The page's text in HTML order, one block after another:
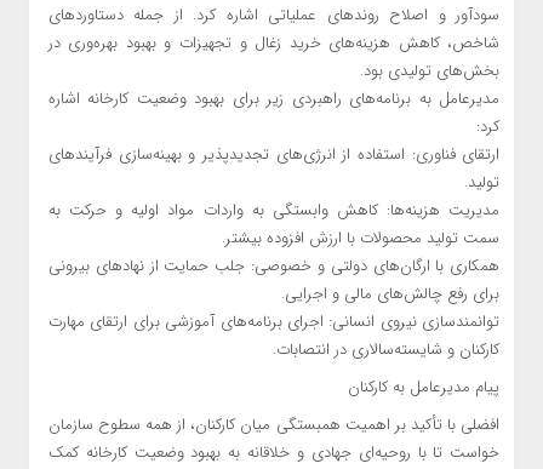
سودآور و اصلاح روندهای عملیاتی اشاره کرد. از جمله دستاوردهای
شاخص، کاهش هزینه‌های خرید زغال و تجهیزات و بهبود بهره‌وری در
بخش‌های تولیدی بود.
مدیرعامل به برنامه‌های راهبردی زیر برای بهبود وضعیت کارخانه اشاره
کرد:
ارتقای فناوری: استفاده از انرژی‌های تجدیدپذیر و بهینه‌سازی فرآیندهای
تولید.
مدیریت هزینه‌ها: کاهش وابستگی به واردات مواد اولیه و حرکت به
سمت تولید محصولات با ارزش افزوده بیشتر.
همکاری با ارگان‌های دولتی و خصوصی: جلب حمایت از نهادهای بیرونی
برای رفع چالش‌های مالی و اجرایی.
توانمندسازی نیروی انسانی: اجرای برنامه‌های آموزشی برای ارتقای مهارت
کارکنان و شایسته‌سالاری در انتصابات.
پیام مدیرعامل به کارکنان
افضلی با تأکید بر اهمیت همبستگی میان کارکنان، از همه سطوح سازمان
خواست تا با روحیه‌ای جهادی و خلاقانه به بهبود وضعیت کارخانه کمک